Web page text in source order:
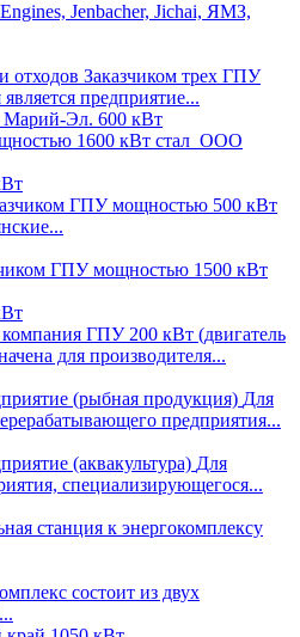
Jenbacher, Jichai, ЯМЗ,
отходов Заказчиком трех ГПУ
предприятие...
Марий-Эл. 600 кВт
1600 кВт стал ООО
ГПУ мощностью 500 кВт
ГПУ мощностью 1500 кВт
ГПУ 200 кВт (двигатель
для производителя...
(рыбная продукция) Для
предприятия...
(аквакультура) Для
специализирующегося...
станция к энергокомплексу
состоит из двух